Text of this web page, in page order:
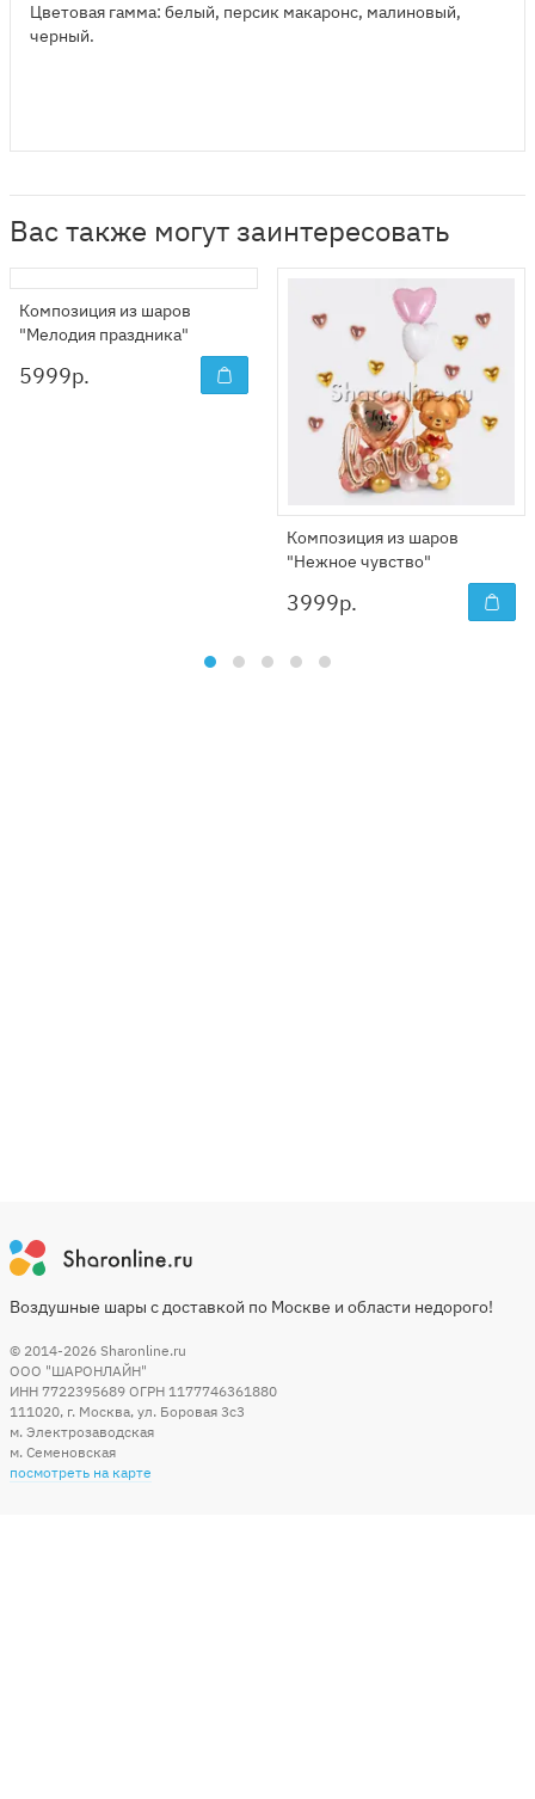
Цветовая гамма: белый, персик макаронс, малиновый,
черный.
Вас также могут заинтересовать
Композиция из шаров
"Мелодия праздника"
5999р.
Композиция из шаров
"Нежное чувство"
3999р.
Воздушные шары с доставкой по Москве и области недорого!
© 2014-2026 Sharonline.ru
ООО "ШАРОНЛАЙН"
ИНН 7722395689 ОГРН 1177746361880
111020, г. Москва, ул. Боровая 3c3
м. Электрозаводская
м. Семеновская
посмотреть на карте